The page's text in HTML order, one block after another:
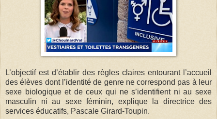
L’objectif est d’établir des règles claires entourant l’accueil
des élèves dont l’identité de genre ne correspond pas à leur
sexe biologique et de ceux qui ne s’identifient ni au sexe
masculin ni au sexe féminin, explique la directrice des
services éducatifs, Pascale Girard-Toupin.